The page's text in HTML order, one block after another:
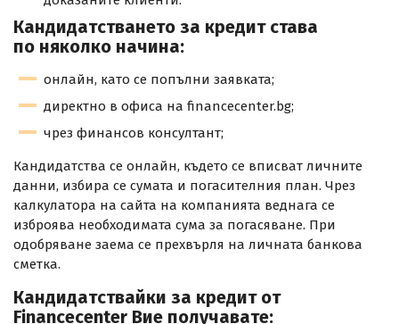
Кандидатстването за кредит става
по няколко начина:
онлайн, като се попълни заявката;
директно в офиса на financecenter.bg;
чрез финансов консултант;
Кандидатства се онлайн, където се вписват личните
данни, избира се сумата и погасителния план. Чрез
калкулатора на сайта на компанията веднага се
изброява необходимата сума за погасяване. При
одобряване заема се прехвърля на личната банкова
сметка.
Кандидатствайки за кредит от
Financecenter Вие получавате: